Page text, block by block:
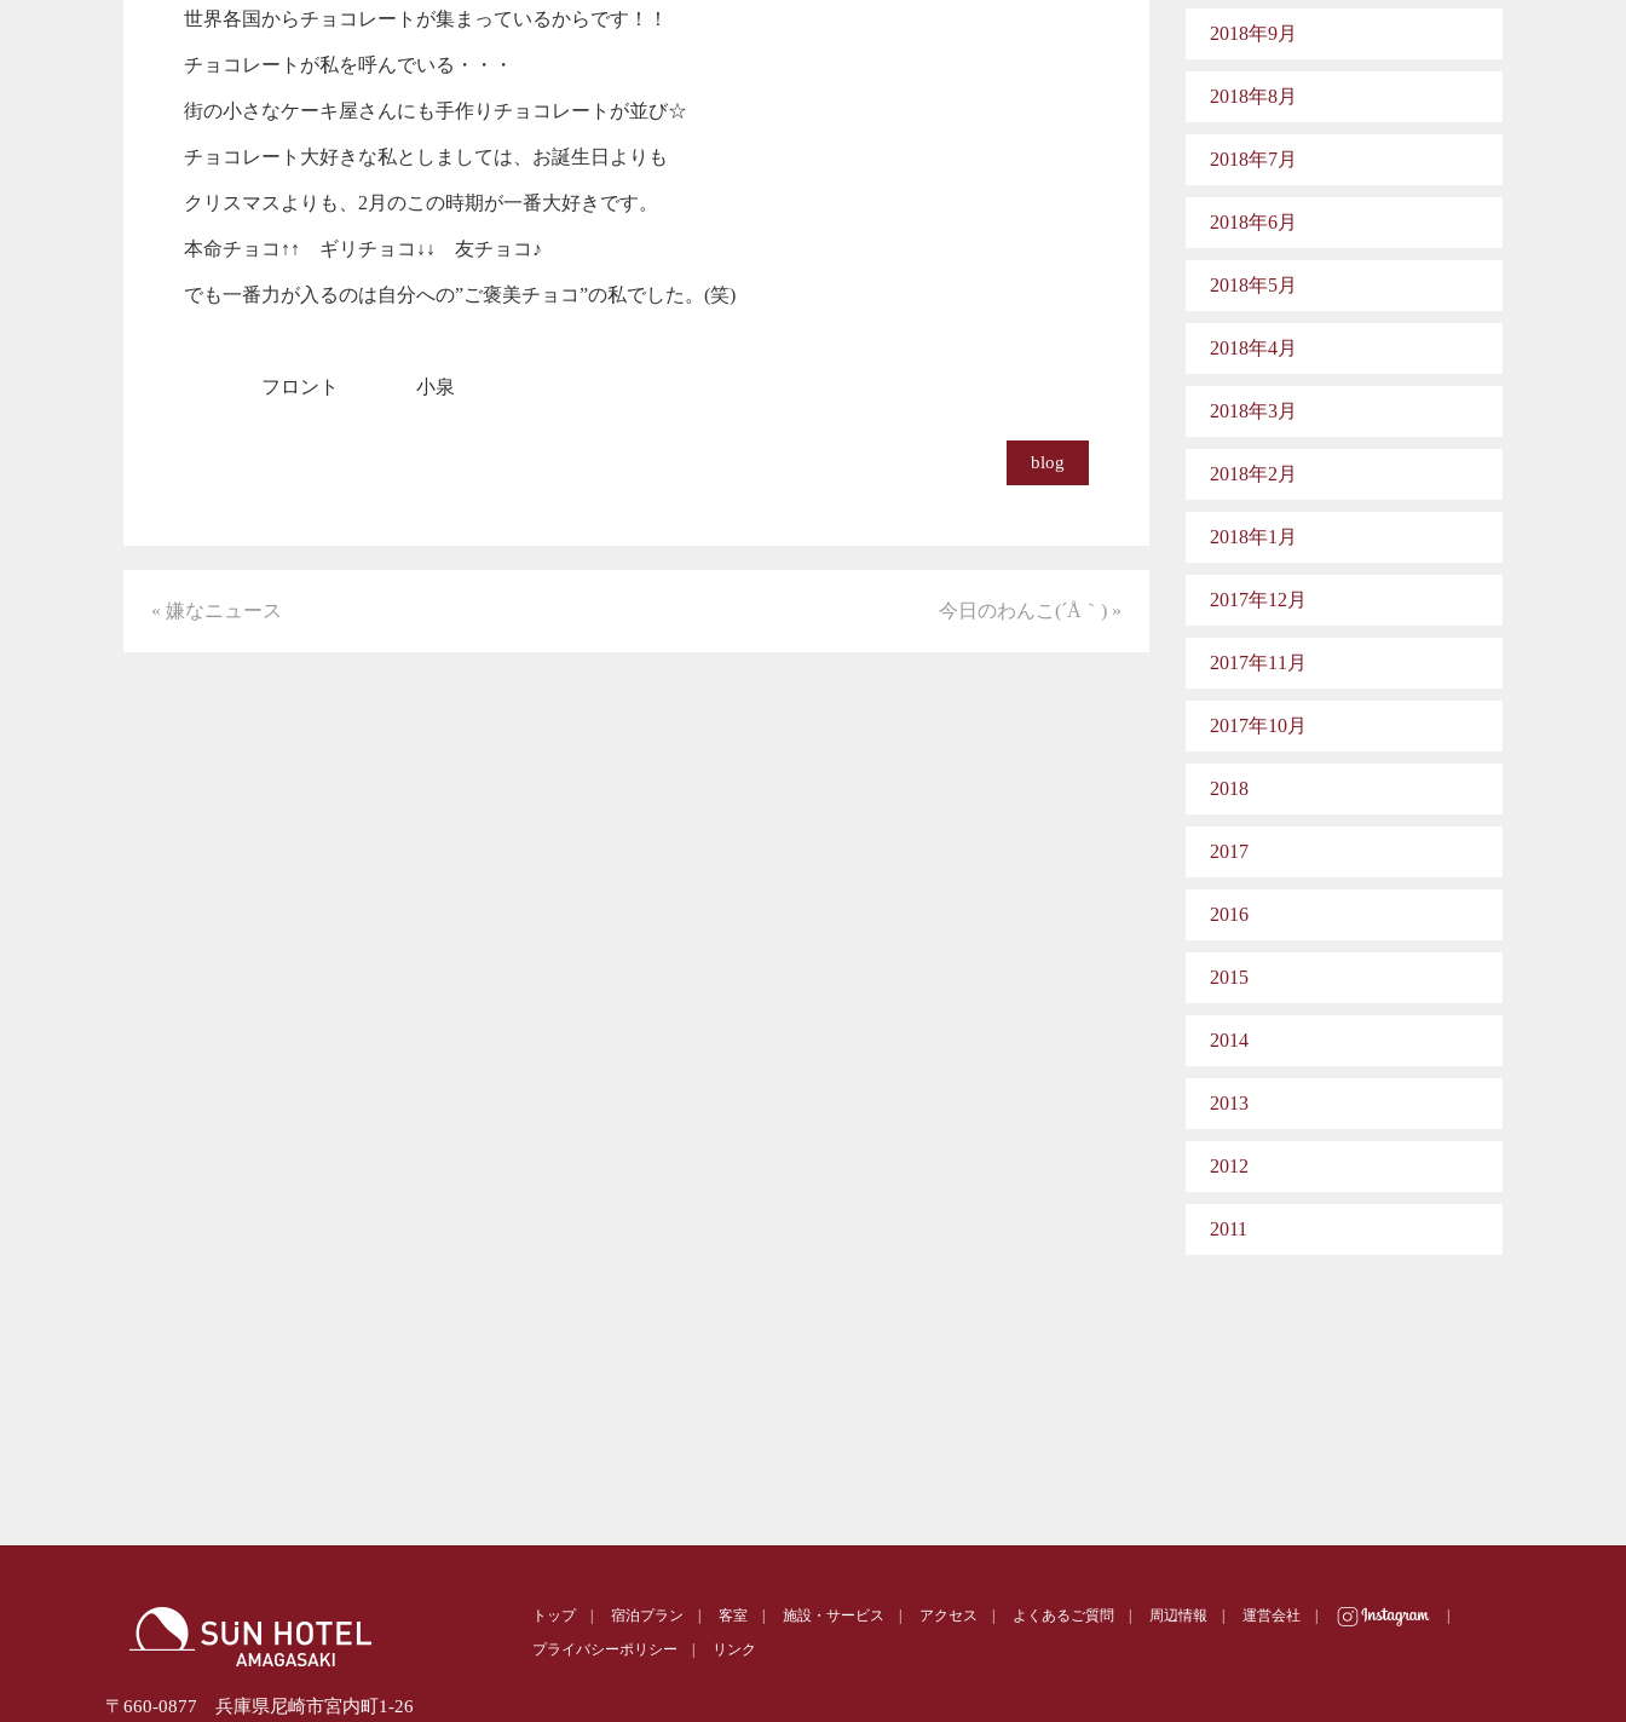
世界各国からチョコレートが集まっているからです！！
チョコレートが私を呼んでいる・・・
街の小さなケーキ屋さんにも手作りチョコレートが並び☆
チョコレート大好きな私としましては、お誕生日よりも
クリスマスよりも、2月のこの時期が一番大好きです。
本命チョコ↑↑ ギリチョコ↓↓ 友チョコ♪
でも一番力が入るのは自分への”ご褒美チョコ”の私でした。(笑)
フロント 小泉
blog
« 嫌なニュース 今日のわんこ(´Å｀) »
2018年9月
2018年8月
2018年7月
2018年6月
2018年5月
2018年4月
2018年3月
2018年2月
2018年1月
2017年12月
2017年11月
2017年10月
2018
2017
2016
2015
2014
2013
2012
2011
トップ| 宿泊プラン 客室| 施設・サービス アクセス よくあるご質問 周辺情報 運営会社
プライバシーポリシー
リンク
〒660-0877 兵庫県尼崎市宮内町1-26